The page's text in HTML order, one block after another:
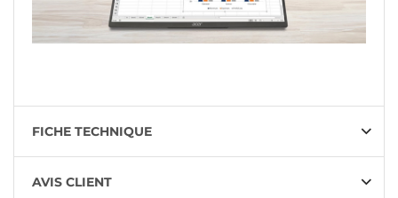
FICHE TECHNIQUE
AVIS CLIENT